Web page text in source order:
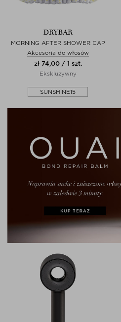
DRYBAR
MORNING AFTER SHOWER CAP
Akcesoria do włosów
zł 74,00 / 1 szt.
Ekskluzywny
SUNSHINE15